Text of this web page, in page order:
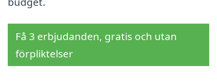
Få 3 erbjudanden, gratis och utan
förpliktelser